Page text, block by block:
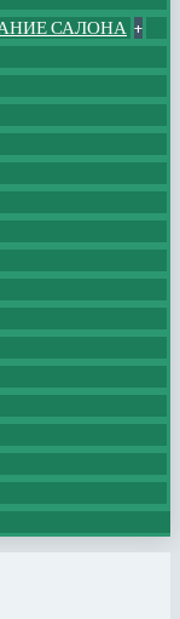
САЛОНА +